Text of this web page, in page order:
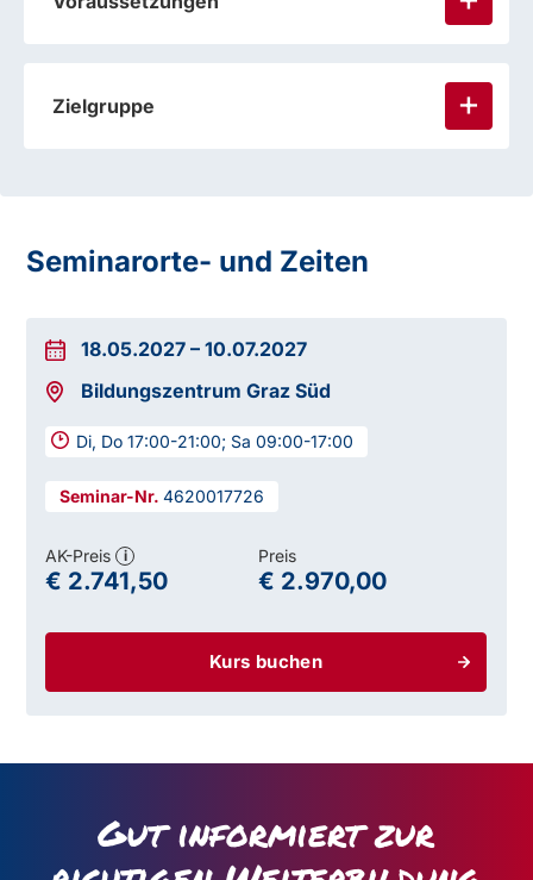
Zielgruppe
Seminarorte- und Zeiten
18.05.2027 –10.07.2027
Bildungszentrum Graz Süd
Di, Do 17:00-21:00; Sa 09:00-17:00
4620017726
Kurs buchen
AK-Preis i
€ 2.741,50
Preis
€ 2.970,00
Gut informiert zur